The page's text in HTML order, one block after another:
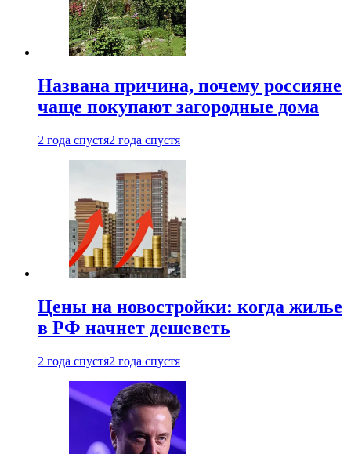
Названа причина, почему россияне
чаще покупают загородные дома
2 года спустя2 года спустя
Цены на новостройки: когда жилье
в РФ начнет дешеветь
2 года спустя2 года спустя